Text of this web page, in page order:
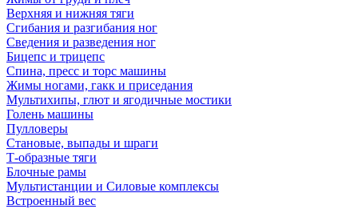
Верхняя и нижняя тяги
Сгибания и разгибания ног
Сведения и разведения ног
Бицепс и трицепс
Спина, пресс и торс машины
Жимы ногами, гакк и приседания
Мультихипы, глют и ягодичные мостики
Голень машины
Пулловеры
Становые, выпады и шраги
Т-образные тяги
Блочные рамы
Мультистанции и Силовые комплексы
Встроенный вес